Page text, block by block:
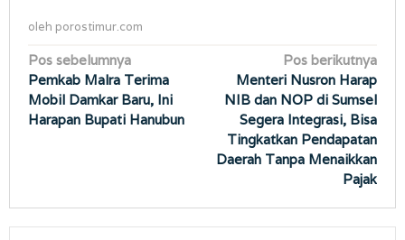
oleh porostimur.com
Navigasi
pos
Pos sebelumnya
Pemkab Malra Terima
Mobil Damkar Baru, Ini
Harapan Bupati Hanubun
Pos berikutnya
Menteri Nusron Harap
NIB dan NOP di Sumsel
Segera Integrasi, Bisa
Tingkatkan Pendapatan
Daerah Tanpa Menaikkan
Pajak